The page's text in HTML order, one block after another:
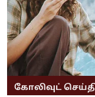
கோலிவுட்